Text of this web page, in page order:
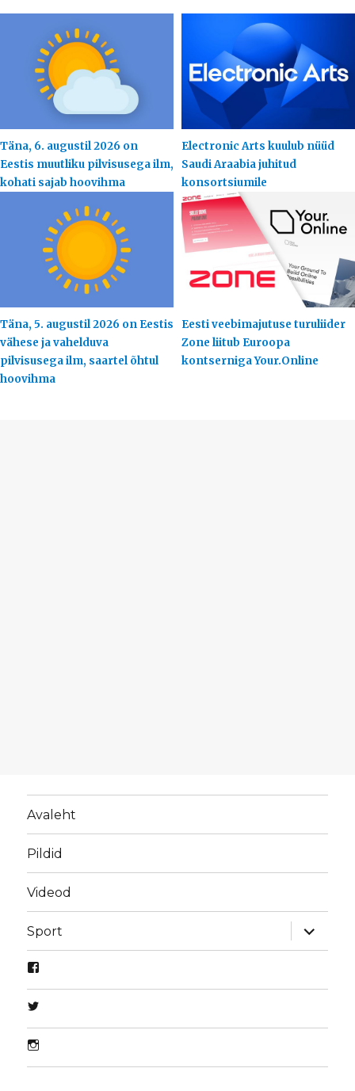
Täna, 6. augustil 2026 on
Eestis muutliku pilvisusega ilm,
kohati sajab hoovihma
Electronic Arts kuulub nüüd
Saudi Araabia juhitud
konsortsiumile
Täna, 5. augustil 2026 on Eestis
vähese ja vahelduva
pilvisusega ilm, saartel õhtul
hoovihma
Eesti veebimajutuse turuliider
Zone liitub Euroopa
kontserniga Your.Online
Avaleht
Pildid
Videod
Sport
laienda